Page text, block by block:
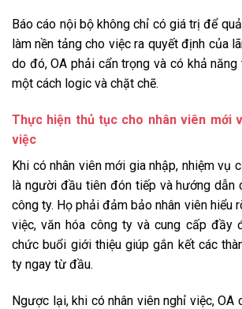
Báo cáo nội bộ không chỉ có giá trị để
làm nền tảng cho việc ra quyết định của
do đó, OA phải cẩn trọng và có khả
một cách logic và chặt chẽ.
Thực hiện thủ tục cho nhân viên mới
việc
Khi có nhân viên mới gia nhập, nhiệm vụ
là người đầu tiên đón tiếp và hướng dẫn
công ty. Họ phải đảm bảo nhân viên hiểu
việc, văn hóa công ty và cung cấp đầy
chức buổi giới thiệu giúp gắn kết các
ty ngay từ đầu.
Ngược lại, khi có nhân viên nghỉ việc, OA